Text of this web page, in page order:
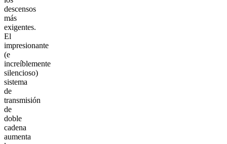
descensos
más
exigentes.
El
impresionante
(e
increíblemente
silencioso)
sistema
de
transmisión
de
doble
cadena
aumenta